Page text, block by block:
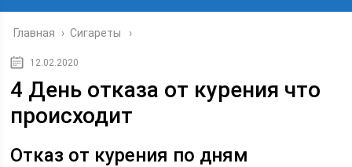
Главная › Сигареты
12.02.2020
4 День отказа от курения что
происходит
Отказ от курения по дням